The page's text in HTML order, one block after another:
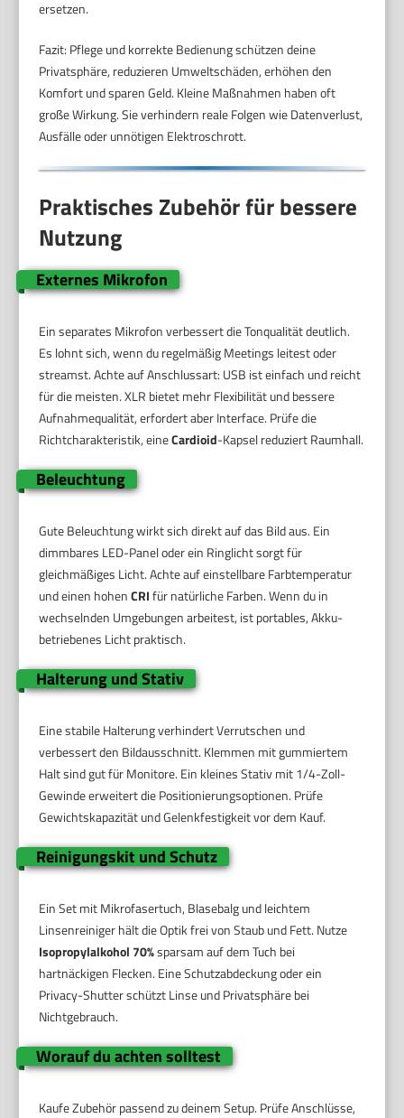
ersetzen.
Fazit: Pflege und korrekte Bedienung schützen deine
Privatsphäre, reduzieren Umweltschäden, erhöhen den
Komfort und sparen Geld. Kleine Maßnahmen haben oft
große Wirkung. Sie verhindern reale Folgen wie Datenverlust,
Ausfälle oder unnötigen Elektroschrott.
Praktisches Zubehör für bessere
Nutzung
Externes Mikrofon
Ein separates Mikrofon verbessert die Tonqualität deutlich.
Es lohnt sich, wenn du regelmäßig Meetings leitest oder
streamst. Achte auf Anschlussart: USB ist einfach und reicht
für die meisten. XLR bietet mehr Flexibilität und bessere
Aufnahmequalität, erfordert aber Interface. Prüfe die
Richtcharakteristik, eineCardioid-Kapsel reduziert Raumhall.
Beleuchtung
Gute Beleuchtung wirkt sich direkt auf das Bild aus. Ein
dimmbares LED-Panel oder ein Ringlicht sorgt für
gleichmäßiges Licht. Achte auf einstellbare Farbtemperatur
und einen hohenCRIfür natürliche Farben. Wenn du in
wechselnden Umgebungen arbeitest, ist portables, Akku-
betriebenes Licht praktisch.
Halterung und Stativ
Eine stabile Halterung verhindert Verrutschen und
verbessert den Bildausschnitt. Klemmen mit gummiertem
Halt sind gut für Monitore. Ein kleines Stativ mit 1/4-Zoll-
Gewinde erweitert die Positionierungsoptionen. Prüfe
Gewichtskapazität und Gelenkfestigkeit vor dem Kauf.
Reinigungskit und Schutz
Ein Set mit Mikrofasertuch, Blasebalg und leichtem
Linsenreiniger hält die Optik frei von Staub und Fett. Nutze
Isopropylalkohol 70%sparsam auf dem Tuch bei
hartnäckigen Flecken. Eine Schutzabdeckung oder ein
Privacy-Shutter schützt Linse und Privatsphäre bei
Nichtgebrauch.
Worauf du achten solltest
Kaufe Zubehör passend zu deinem Setup. Prüfe Anschlüsse,